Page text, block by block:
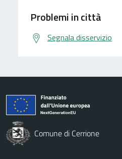
Problemi in città
Segnala disservizio
Comune di Cerrione